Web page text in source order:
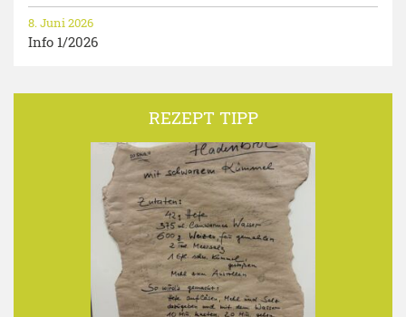
Info 1/2026
8. Juni 2026
REZEPT TIPP